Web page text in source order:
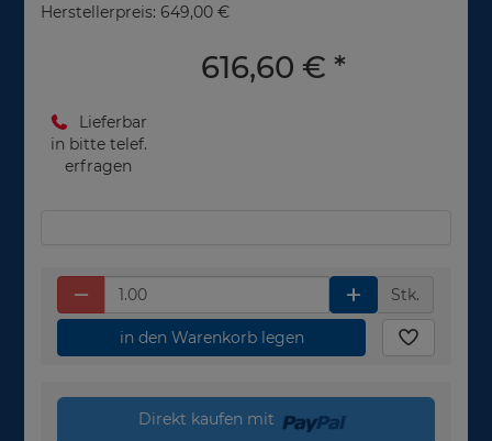
Herstellerpreis: 649,00 €
616,60 € *
Lieferbar
in bitte telef.
erfragen
Stk.
in den Warenkorb legen
Direkt kaufen mit